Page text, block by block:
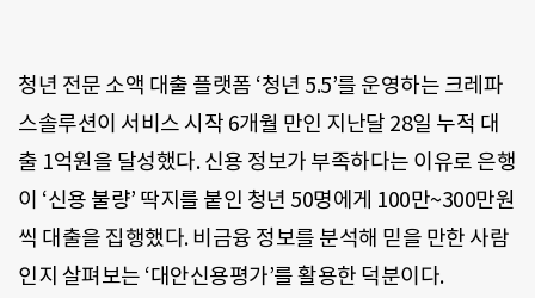
청년 전문 소액 대출 플랫폼 ‘청년 5.5’를 운영하는 크레파
스솔루션이 서비스 시작 6개월 만인 지난달 28일 누적 대
출 1억원을 달성했다. 신용 정보가 부족하다는 이유로 은행
이 ‘신용 불량’ 딱지를 붙인 청년 50명에게 100만~300만원
씩 대출을 집행했다. 비금융 정보를 분석해 믿을 만한 사람
인지 살펴보는 ‘대안신용평가’를 활용한 덕분이다.